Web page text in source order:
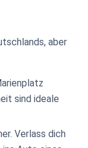
aber
sind ideale
Verlass dich